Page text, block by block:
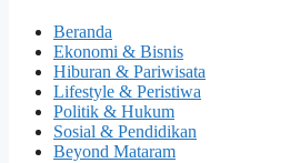
Beranda
Ekonomi & Bisnis
Hiburan & Pariwisata
Lifestyle & Peristiwa
Politik & Hukum
Sosial & Pendidikan
Beyond Mataram